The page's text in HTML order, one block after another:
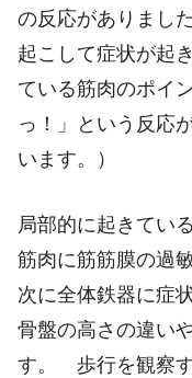
の反応がありまし
起こして症状が起
ている筋肉のポ
っ！」という反応
います。）
局部的に起きてい
筋肉に筋筋膜の過
次に全体鉄器に症
骨盤の高さの違い
す。 歩行を観察